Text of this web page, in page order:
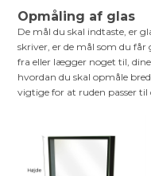
Opmåling af glas
De mål du skal indtaste, er
skriver, er de mål som du
fra eller lægger noget til,
hvordan du skal opmåle
vigtige for at ruden passer til